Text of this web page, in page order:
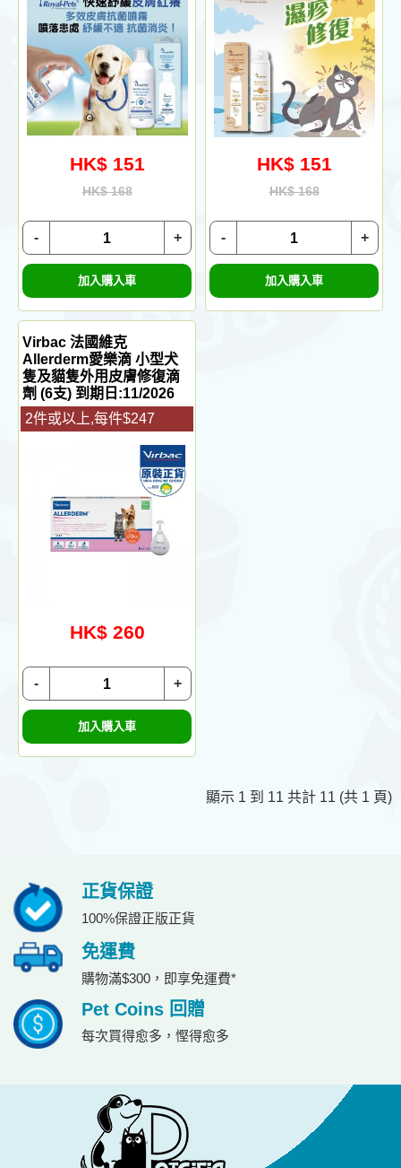
HK$ 151
HK$ 168
+
-
加入購入車
HK$ 151
HK$ 168
+
-
加入購入車
Virbac 法國維克
Allerderm愛樂滴 小型犬
隻及貓隻外用皮膚修復滴
劑 (6支) 到期日:11/2026
2件或以上,每件$247
HK$ 260
+
-
加入購入車
顯示 1 到 11 共計 11 (共 1 頁)
正貨保證
100%保證正版正貨
免運費
購物滿$300，即享免運費*
Pet Coins 回贈
每次買得愈多，慳得愈多